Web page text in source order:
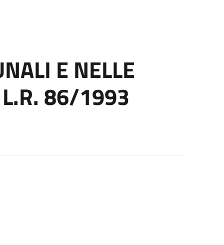
E NELLE
L.R. 86/1993